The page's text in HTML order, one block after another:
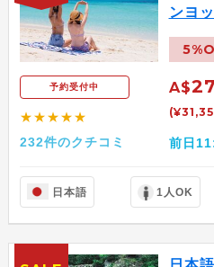
予約受付中
★★★★★
232件のクチコミ
ンヨ
A$
前日
日本語 1人OK